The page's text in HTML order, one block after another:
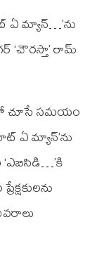
ఏ మ్యాన్…’ను
‘చౌరస్తా’ రామ్
చూసే సమయం
ఏ మ్యాన్’ను